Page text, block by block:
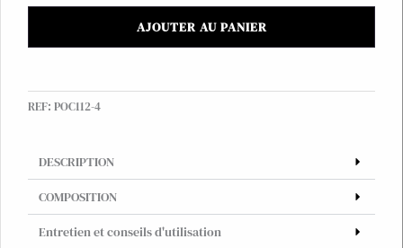
Pochette
en
de
soie
pièce
AJOUTER AU PANIER
REF: POC112-4
DESCRIPTION
COMPOSITION
Entretien et conseils d'utilisation